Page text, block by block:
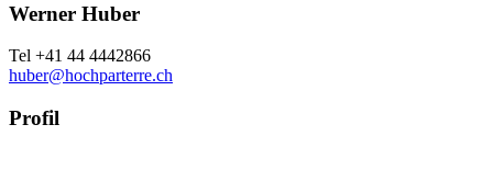
Werner Huber
Tel +41 44 4442866
huber@hochparterre.ch
Profil